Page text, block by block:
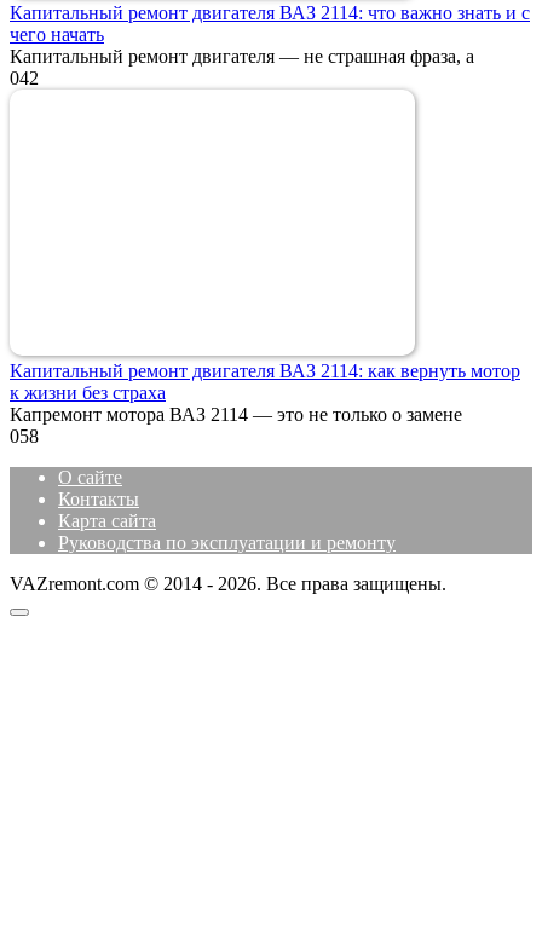
Капитальный ремонт двигателя ВАЗ 2114: что важно знать и с
чего начать
Капитальный ремонт двигателя — не страшная фраза, а
042
Капитальный ремонт двигателя ВАЗ 2114: как вернуть мотор
к жизни без страха
Капремонт мотора ВАЗ 2114 — это не только о замене
058
О сайте
Контакты
Карта сайта
Руководства по эксплуатации и ремонту
VAZremont.com © 2014 - 2026. Все права защищены.